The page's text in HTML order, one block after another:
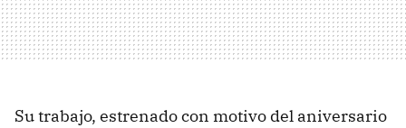
Su trabajo, estrenado con motivo del aniversario